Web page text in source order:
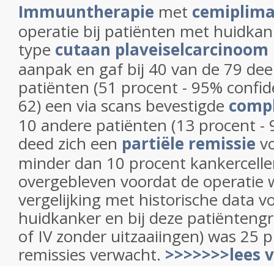
Immuuntherapie met
operatie bij patiënten met
type cutaan plaveiselcarcinoom
aanpak en gaf bij 40 van de 79
patiënten (51 procent - 95%
62) een via scans bevestigde
10 andere patiënten (13 procent -
deed zich een partiële remissie
minder dan 10 procent
overgebleven voordat de operatie
vergelijking met historische data
huidkanker en bij deze
of IV zonder uitzaaiingen) was 25
remissies verwacht. >>>>>>>lees